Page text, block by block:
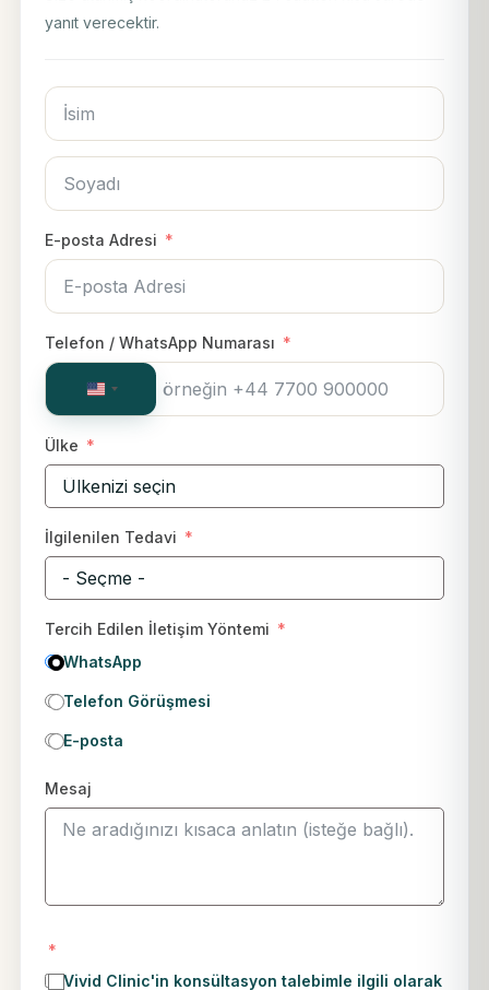
yanıt verecektir.
E-posta Adresi
Telefon / WhatsApp Numarası
United
Ülke
İlgilenilen Tedavi
Tercih Edilen İletişim Yöntemi
WhatsApp
Telefon Görüşmesi
E-posta
Mesaj
Vivid Clinic'in konsültasyon talebimle ilgili olarak